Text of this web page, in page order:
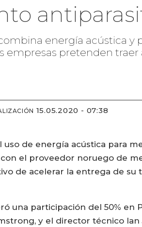
energía acústica y
empresas pretenden
15.05.2020 - 07:38
de energía acústica para
el proveedor noruego de
de acelerar la entrega de su
una participación del 50% en
y el director técnico Ian